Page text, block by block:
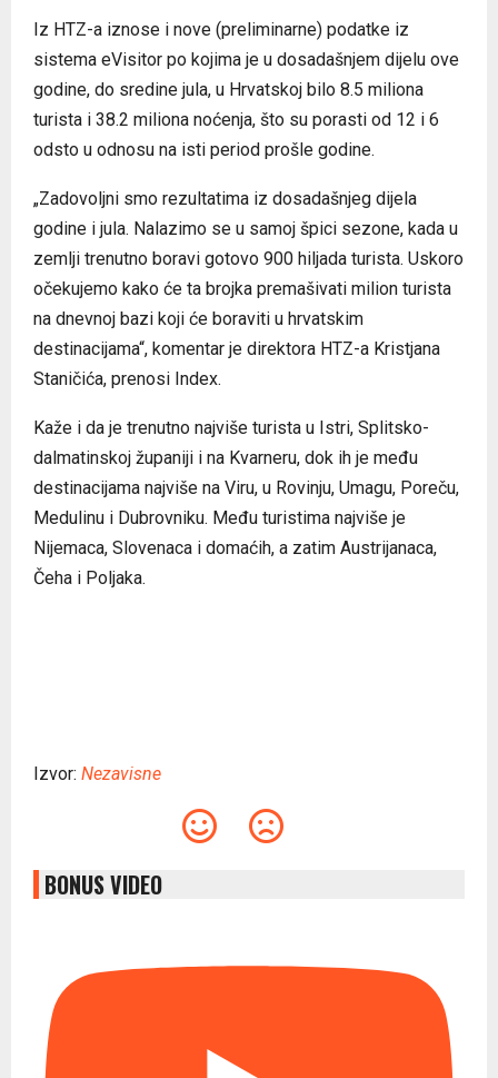
Iz HTZ-a iznose i nove (preliminarne) podatke iz
sistema eVisitor po kojima je u dosadašnjem dijelu ove
godine, do sredine jula, u Hrvatskoj bilo 8.5 miliona
turista i 38.2 miliona noćenja, što su porasti od 12 i 6
odsto u odnosu na isti period prošle godine.
„Zadovoljni smo rezultatima iz dosadašnjeg dijela
godine i jula. Nalazimo se u samoj špici sezone, kada u
zemlji trenutno boravi gotovo 900 hiljada turista. Uskoro
očekujemo kako će ta brojka premašivati milion turista
na dnevnoj bazi koji će boraviti u hrvatskim
destinacijama“, komentar je direktora HTZ-a Kristjana
Staničića, prenosi Index.
Kaže i da je trenutno najviše turista u Istri, Splitsko-
dalmatinskoj županiji i na Kvarneru, dok ih je među
destinacijama najviše na Viru, u Rovinju, Umagu, Poreču,
Medulinu i Dubrovniku. Među turistima najviše je
Nijemaca, Slovenaca i domaćih, a zatim Austrijanaca,
Čeha i Poljaka.
Izvor: Nezavisne
BONUS VIDEO